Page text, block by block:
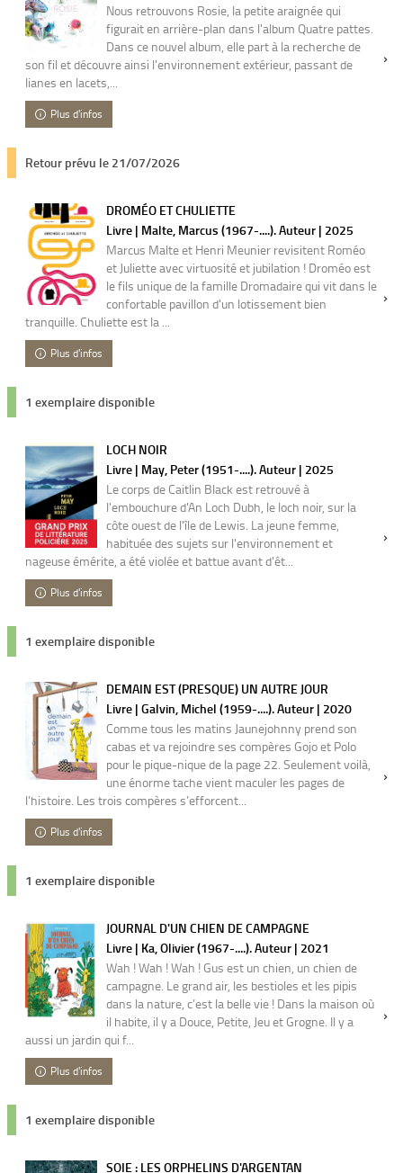
Nous retrouvons Rosie, la petite araignée qui
figurait en arrière-plan dans l'album Quatre pattes.
Dans ce nouvel album, elle part à la recherche de
son fil et découvre ainsi l'environnement extérieur, passant de
lianes en lacets,...
Plus d'infos
Retour prévu le 21/07/2026
DROMÉO ET CHULIETTE
Livre | Malte, Marcus (1967-....). Auteur | 2025
Marcus Malte et Henri Meunier revisitent Roméo
et Juliette avec virtuosité et jubilation ! Droméo est
le fils unique de la famille Dromadaire qui vit dans le
confortable pavillon d'un lotissement bien
tranquille. Chuliette est la ...
Plus d'infos
1 exemplaire disponible
LOCH NOIR
Livre | May, Peter (1951-....). Auteur | 2025
Le corps de Caitlin Black est retrouvé à
l'embouchure d'An Loch Dubh, le loch noir, sur la
côte ouest de l'île de Lewis. La jeune femme,
habituée des sujets sur l'environnement et
nageuse émérite, a été violée et battue avant d'êt...
Plus d'infos
1 exemplaire disponible
DEMAIN EST (PRESQUE) UN AUTRE JOUR
Livre | Galvin, Michel (1959-....). Auteur | 2020
Comme tous les matins Jaunejohnny prend son
cabas et va rejoindre ses compères Gojo et Polo
pour le pique-nique de la page 22. Seulement voilà,
une énorme tache vient maculer les pages de
l’histoire. Les trois compères s’efforcent...
Plus d'infos
1 exemplaire disponible
JOURNAL D'UN CHIEN DE CAMPAGNE
Livre | Ka, Olivier (1967-....). Auteur | 2021
Wah ! Wah ! Wah ! Gus est un chien, un chien de
campagne. Le grand air, les bestioles et les pipis
dans la nature, c’est la belle vie ! Dans la maison où
il habite, il y a Douce, Petite, Jeu et Grogne. Il y a
aussi un jardin qui f...
Plus d'infos
1 exemplaire disponible
SOIE : LES ORPHELINS D'ARGENTAN